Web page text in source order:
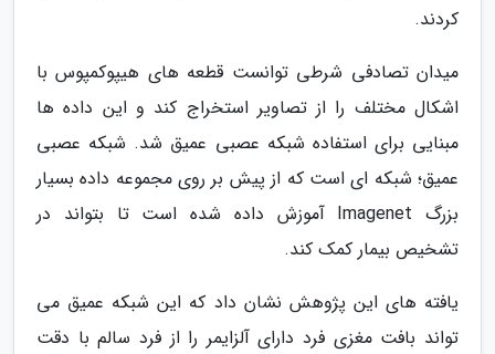
کردند.
میدان تصادفی شرطی توانست قطعه های هیپوکمپوس با
اشکال مختلف را از تصاویر استخراج کند و این داده ها
مبنایی برای استفاده شبکه عصبی عمیق شد. شبکه عصبی
عمیق؛ شبکه ای است که از پیش بر روی مجموعه داده بسیار
بزرگ Imagenet آموزش داده شده است تا بتواند در
تشخیص بیمار کمک کند.
یافته های این پژوهش نشان داد که این شبکه عمیق می
تواند بافت مغزی فرد دارای آلزایمر را از فرد سالم با دقت